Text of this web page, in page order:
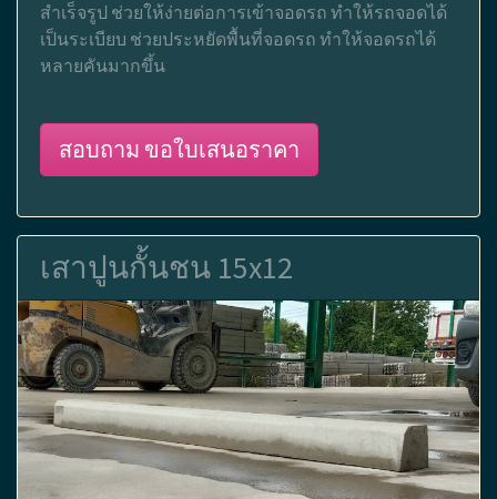
สำเร็จรูป ช่วยให้ง่ายต่อการเข้าจอดรถ ทำให้รถจอดได้
เป็นระเบียบ ช่วยประหยัดพื้นที่จอดรถ ทำให้จอดรถได้
หลายคันมากขึ้น
สอบถาม ขอใบเสนอราคา
เสาปูนกั้นชน 15x12